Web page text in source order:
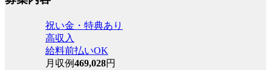
祝い金・特典あり
高収入
給料前払いOK
月収例469,028円